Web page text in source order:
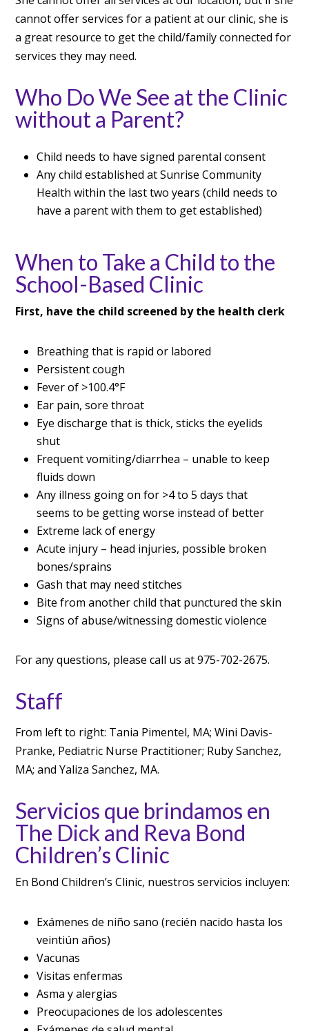
cannot offer services for a patient at our clinic, she is
a great resource to get the child/family connected for
services they may need.
Who Do We See at the Clinic
without a Parent?
Child needs to have signed parental consent
Any child established at Sunrise Community
Health within the last two years (child needs to
have a parent with them to get established)
When to Take a Child to the
School-Based Clinic
First, have the child screened by the health clerk
Breathing that is rapid or labored
Persistent cough
Fever of >100.4°F
Ear pain, sore throat
Eye discharge that is thick, sticks the eyelids
shut
Frequent vomiting/diarrhea – unable to keep
fluids down
Any illness going on for >4 to 5 days that
seems to be getting worse instead of better
Extreme lack of energy
Acute injury – head injuries, possible broken
bones/sprains
Gash that may need stitches
Bite from another child that punctured the skin
Signs of abuse/witnessing domestic violence
For any questions, please call us at 975-702-2675.
Staff
From left to right: Tania Pimentel, MA; Wini Davis-
Pranke, Pediatric Nurse Practitioner; Ruby Sanchez,
MA; and Yaliza Sanchez, MA.
Servicios que brindamos en
The Dick and Reva Bond
Children’s Clinic
En Bond Children’s Clinic, nuestros servicios incluyen:
Exámenes de niño sano (recién nacido hasta los
veintiún años)
Vacunas
Visitas enfermas
Asma y alergias
Preocupaciones de los adolescentes